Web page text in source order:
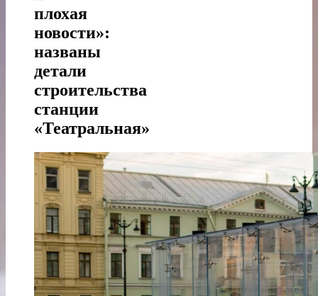
плохая
новости»:
названы
детали
строительства
станции
«Театральная»